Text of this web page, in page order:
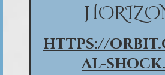
https://
al-